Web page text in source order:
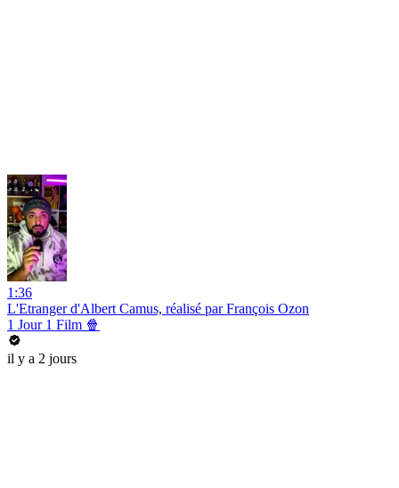
1:36
L'Etranger d'Albert Camus, réalisé par François Ozon
1 Jour 1 Film 🍿
il y a 2 jours